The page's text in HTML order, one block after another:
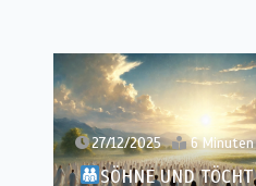
26/12/2025 6 Minuten